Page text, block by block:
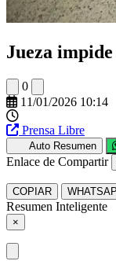
Jueza
0
11/01/2026 10:14
Prensa Libre
Auto Resumen
Enlace de Compartir
COPIAR
Resumen Inteligente
×